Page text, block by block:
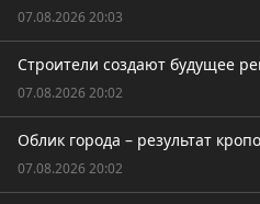
07.08.2026 20:03
Строители создают будущее
07.08.2026 20:02
Облик города – результат
07.08.2026 20:02